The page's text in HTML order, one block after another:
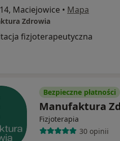
Maciejowice • Mapa
Zdrowia
fizjoterapeutyczna
Bezpieczne płatności
Manufaktura
Fizjoterapia
30 opinii